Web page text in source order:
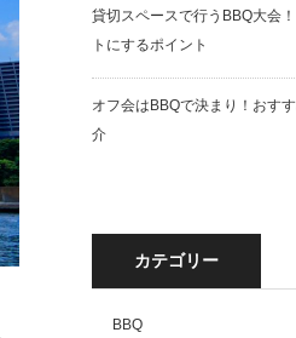
貸切スペースで行うBBQ大会
トにするポイント
オフ会はBBQで決まり！おす
介
カテゴリー
BBQ